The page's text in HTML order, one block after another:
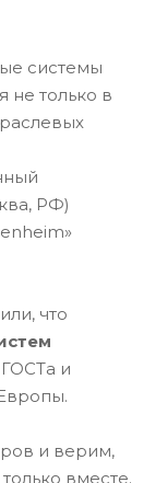
системы
не только в
РФ)
что
и
и верим,
вместе.